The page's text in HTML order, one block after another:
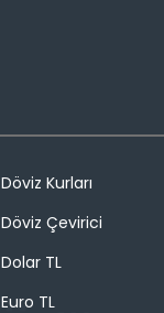
Döviz Kurları
Döviz Çevirici
Dolar TL
Euro TL